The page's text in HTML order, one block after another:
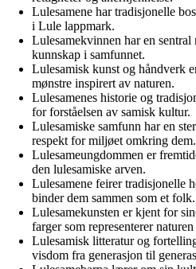
Lulesamene har tradisjonelle
i Lule lappmark.
Lulesamekvinnen har en
kunnskap i samfunnet.
Lulesamisk kunst og håndverk
mønstre inspirert av naturen.
Lulesamenes historie og
for forståelsen av samisk kultur.
Lulesamiske samfunn har en
respekt for miljøet omkring dem.
Lulesameungdommen er
den lulesamiske arven.
Lulesamene feirer tradisjonelle
binder dem sammen som et folk.
Lulesamekunsten er kjent for
farger som representerer
Lulesamisk litteratur og
visdom fra generasjon til